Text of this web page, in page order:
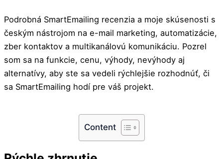
Podrobná SmartEmailing recenzia a moje skúsenosti s
českým nástrojom na e-mail marketing, automatizácie,
zber kontaktov a multikanálovú komunikáciu. Pozrel
som sa na funkcie, cenu, výhody, nevýhody aj
alternatívy, aby ste sa vedeli rýchlejšie rozhodnúť, či
sa SmartEmailing hodí pre váš projekt.
Content